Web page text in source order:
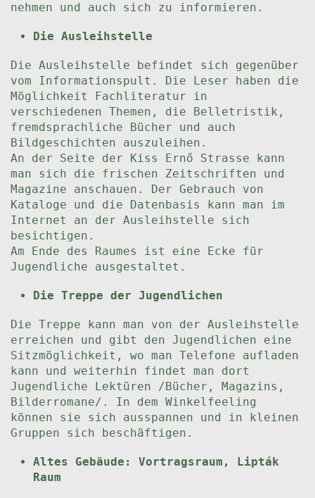
nehmen und auch sich zu informieren.
Die Ausleihstelle
Die Ausleihstelle befindet sich gegenüber
vom Informationspult. Die Leser haben die
Möglichkeit Fachliteratur in
verschiedenen Themen, die Belletristik,
fremdsprachliche Bücher und auch
Bildgeschichten auszuleihen.
An der Seite der Kiss Ernő Strasse kann
man sich die frischen Zeitschriften und
Magazine anschauen. Der Gebrauch von
Kataloge und die Datenbasis kann man im
Internet an der Ausleihstelle sich
besichtigen.
Am Ende des Raumes ist eine Ecke für
Jugendliche ausgestaltet.
Die Treppe der Jugendlichen
Die Treppe kann man von der Ausleihstelle
erreichen und gibt den Jugendlichen eine
Sitzmöglichkeit, wo man Telefone aufladen
kann und weiterhin findet man dort
Jugendliche Lektüren /Bücher, Magazins,
Bilderromane/. In dem Winkelfeeling
können sie sich ausspannen und in kleinen
Gruppen sich beschäftigen.
Altes Gebäude: Vortragsraum, Lipták
Raum